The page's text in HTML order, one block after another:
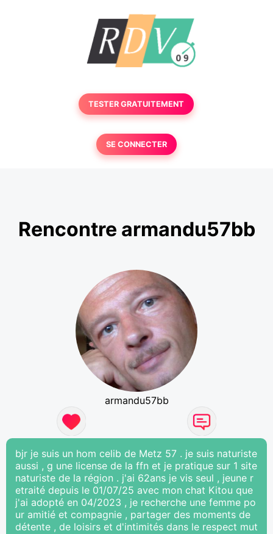
TESTER GRATUITEMENT
SE CONNECTER
Rencontre armandu57bb
armandu57bb
bjr je suis un hom celib de Metz 57 . je suis naturiste
aussi , g une license de la ffn et je pratique sur 1 site
naturiste de la région . j'ai 62ans je vis seul , jeune r
etraité depuis le 01/07/25 avec mon chat Kitou que
j'ai adopté en 04/2023 , je recherche une femme po
ur amitié et compagnie , partager des moments de
détente , de loisirs et d'intimités dans le respect mut